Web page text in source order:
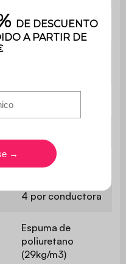
110kg por asiento
4 por conductora
Espuma de
poliuretano
(29kg/m3)